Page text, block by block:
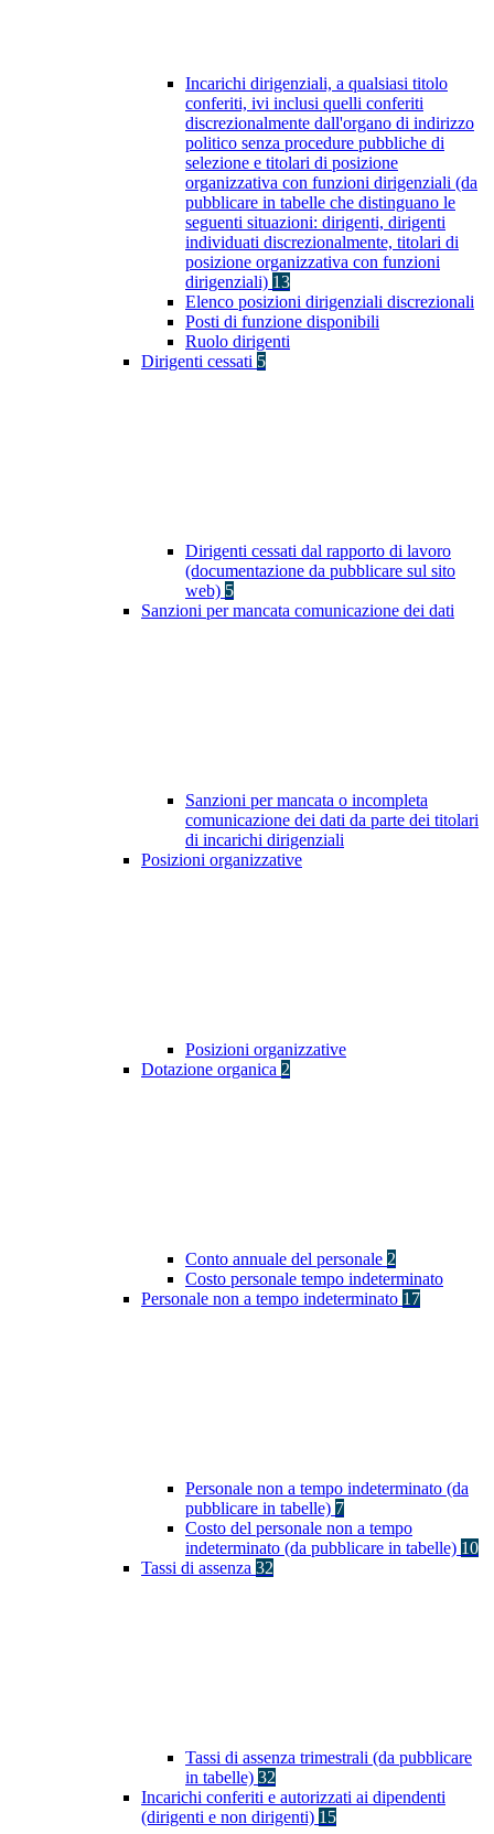
Incarichi dirigenziali, a qualsiasi titolo
conferiti, ivi inclusi quelli conferiti
discrezionalmente dall'organo di indirizzo
politico senza procedure pubbliche di
selezione e titolari di posizione
organizzativa con funzioni dirigenziali (da
pubblicare in tabelle che distinguano le
seguenti situazioni: dirigenti, dirigenti
individuati discrezionalmente, titolari di
posizione organizzativa con funzioni
dirigenziali) 13
Elenco posizioni dirigenziali discrezionali
Posti di funzione disponibili
Ruolo dirigenti
Dirigenti cessati 5
Dirigenti cessati dal rapporto di lavoro
(documentazione da pubblicare sul sito
web) 5
Sanzioni per mancata comunicazione dei dati
Sanzioni per mancata o incompleta
comunicazione dei dati da parte dei titolari
di incarichi dirigenziali
Posizioni organizzative
Posizioni organizzative
Dotazione organica 2
Conto annuale del personale 2
Costo personale tempo indeterminato
Personale non a tempo indeterminato 17
Personale non a tempo indeterminato (da
pubblicare in tabelle) 7
Costo del personale non a tempo
indeterminato (da pubblicare in tabelle) 10
Tassi di assenza 32
Tassi di assenza trimestrali (da pubblicare
in tabelle) 32
Incarichi conferiti e autorizzati ai dipendenti
(dirigenti e non dirigenti) 15